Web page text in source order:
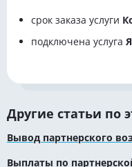
срок заказа услуги
подключена услуга
Другие статьи по
Вывод партнерского
Выплаты по